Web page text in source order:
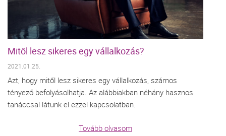
Mitől lesz sikeres egy vállalkozás?
2021.01.25.
Azt, hogy mitől lesz sikeres egy vállalkozás, számos
tényező befolyásolhatja. Az alábbiakban néhány hasznos
tanáccsal látunk el ezzel kapcsolatban.
Tovább olvasom